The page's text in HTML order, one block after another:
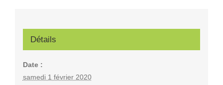
Détails
Date :
samedi 1 février 2020